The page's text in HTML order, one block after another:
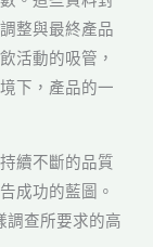
整與最終產品
活動的吸管，
下，產品的一
續不斷的品質
成功的藍圖。
調查所要求的高